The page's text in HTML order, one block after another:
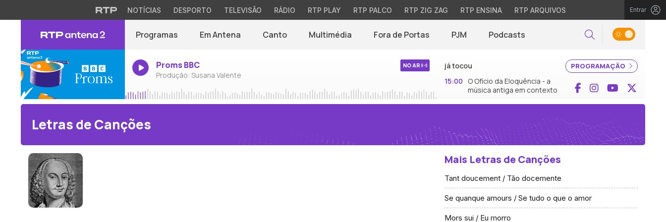
NOTÍCIAS DESPORTO TELEVISÃO RÁDIO RTP PLAY RTP PALCO RTP ZIG ZAG RTP ENSINA RTP ARQUIVOS Entrar
Programas Em Antena Canto Multimédia Fora de Portas PJM Podcasts Pesquisar
Proms BBC
Produção: Susana Valente
NO AR PROGRAMAÇÃO
já tocou
15:00
O Ofício da Eloquência - a
música antiga em contexto
Facebook
InstagramYouTube
Letras de Canções
Mais Letras de Canções
Tant doucement / Tão docemente
Se quanque amours / Se tudo o que o amor
Mors sui / Eu morro